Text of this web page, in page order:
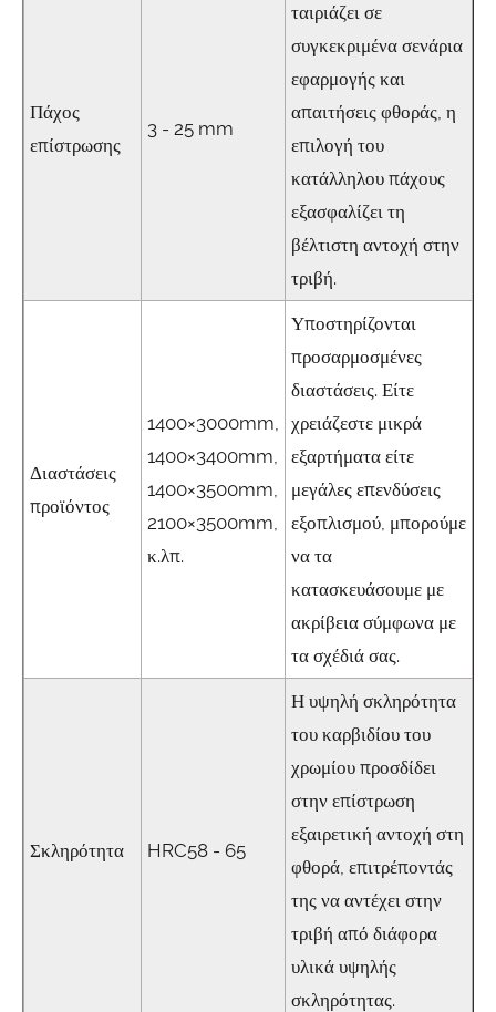
Πάχος
επίστρωσης
3 - 25 mm
ταιριάζει σε
συγκεκριμένα σενάρια
εφαρμογής και
απαιτήσεις φθοράς, η
επιλογή του
κατάλληλου πάχους
εξασφαλίζει τη
βέλτιστη αντοχή στην
τριβή.
Διαστάσεις
προϊόντος
1400×3000mm,
1400×3400mm,
1400×3500mm,
2100×3500mm,
κ.λπ.
Υποστηρίζονται
προσαρμοσμένες
διαστάσεις. Είτε
χρειάζεστε μικρά
εξαρτήματα είτε
μεγάλες επενδύσεις
εξοπλισμού, μπορούμε
να τα
κατασκευάσουμε με
ακρίβεια σύμφωνα με
τα σχέδιά σας.
Σκληρότητα HRC58 - 65
Η υψηλή σκληρότητα
του καρβιδίου του
χρωμίου προσδίδει
στην επίστρωση
εξαιρετική αντοχή στη
φθορά, επιτρέποντάς
της να αντέχει στην
τριβή από διάφορα
υλικά υψηλής
σκληρότητας.